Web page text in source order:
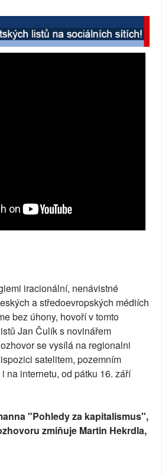
iracionální, nenávistné
a středoevropských médiích
bez úhony, hovoří v tomto
Jan Čulík s novinářem
se vysílá na regionalni
satelitem, pozemním
na internetu, od pátku 16. září
"Pohledy za kapitalismus",
zmiňuje Martin Hekrdla,